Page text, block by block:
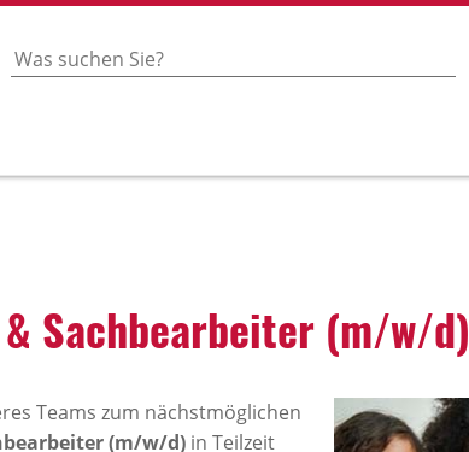
Sach­be­ar­beiter (m/w/d)
Teams zum nächstmöglichen
(m/w/d) in Teilzeit